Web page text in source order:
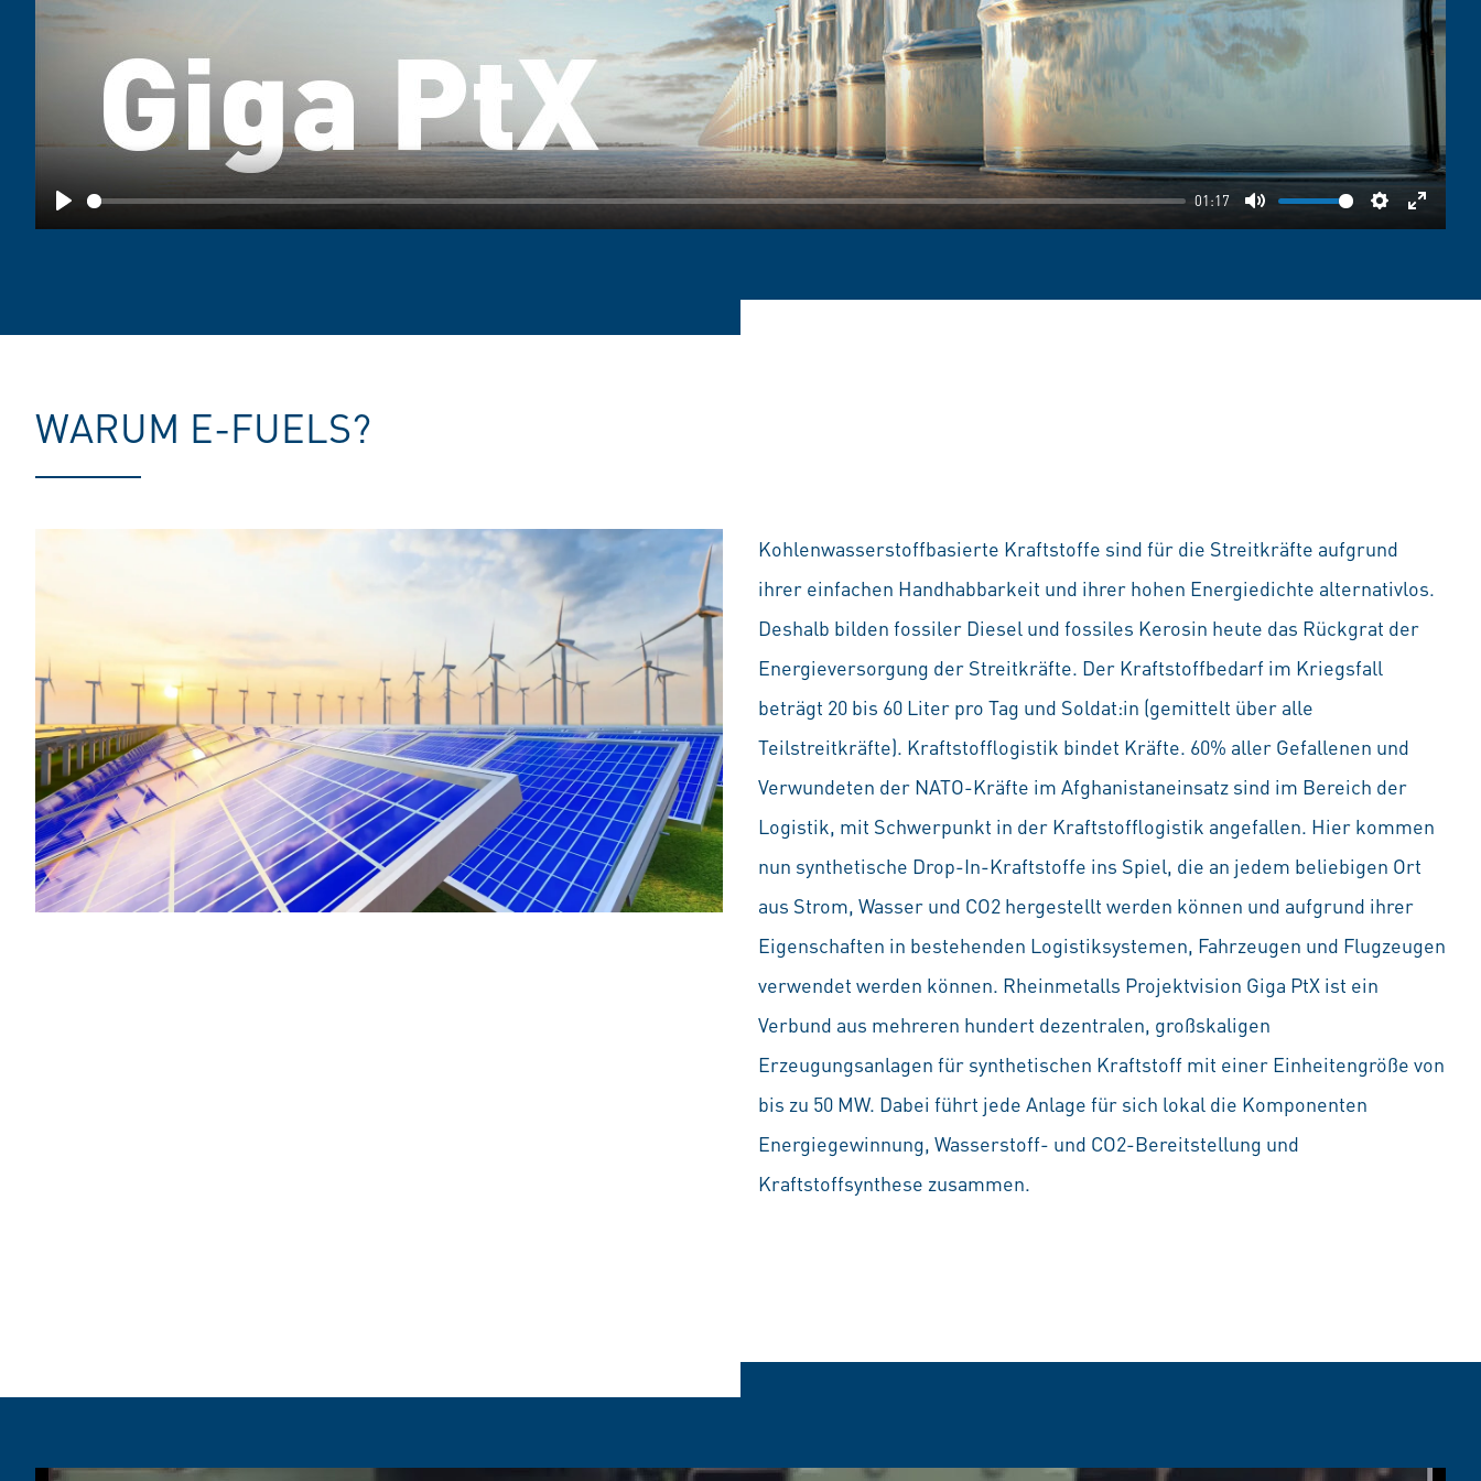
Play
01:17
Mute Settings
Enter
WARUM E-FUELS?
Kohlenwasserstoffbasierte Kraftstoffe sind für die Streitkräfte aufgrund
ihrer einfachen Handhabbarkeit und ihrer hohen Energiedichte alternativlos.
Deshalb bilden fossiler Diesel und fossiles Kerosin heute das Rückgrat der
Energieversorgung der Streitkräfte. Der Kraftstoffbedarf im Kriegsfall
beträgt 20 bis 60 Liter pro Tag und Soldat:in (gemittelt über alle
Teilstreitkräfte). Kraftstofflogistik bindet Kräfte. 60% aller Gefallenen und
Verwundeten der NATO-Kräfte im Afghanistaneinsatz sind im Bereich der
Logistik, mit Schwerpunkt in der Kraftstofflogistik angefallen. Hier kommen
nun synthetische Drop-In-Kraftstoffe ins Spiel, die an jedem beliebigen Ort
aus Strom, Wasser und CO2 hergestellt werden können und aufgrund ihrer
Eigenschaften in bestehenden Logistiksystemen, Fahrzeugen und Flugzeugen
verwendet werden können. Rheinmetalls Projektvision Giga PtX ist ein
Verbund aus mehreren hundert dezentralen, großskaligen
Erzeugungsanlagen für synthetischen Kraftstoff mit einer Einheitengröße von
bis zu 50 MW. Dabei führt jede Anlage für sich lokal die Komponenten
Energiegewinnung, Wasserstoff- und CO2-Bereitstellung und
Kraftstoffsynthese zusammen.